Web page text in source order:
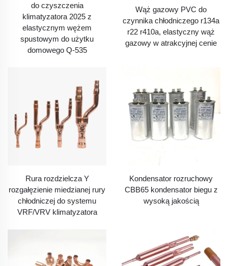
do czyszczenia
klimatyzatora 2025 z
elastycznym wężem
spustowym do użytku
domowego Q-535
Wąż gazowy PVC do
czynnika chłodniczego r134a
r22 r410a, elastyczny wąż
gazowy w atrakcyjnej cenie
Rura rozdzielcza Y
rozgałęzienie miedzianej rury
chłodniczej do systemu
VRF/VRV klimatyzatora
Kondensator rozruchowy
CBB65 kondensator biegu z
wysoką jakością